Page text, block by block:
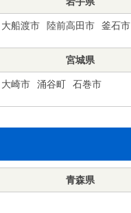
大船渡市 陸前高田市 釜石市
宮城県
大崎市 涌谷町 石巻市
青森県